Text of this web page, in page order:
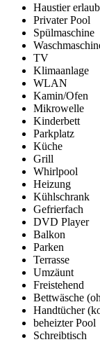
Haustier
Privater Pool
Spülmaschine
TV
Klimaanlage
WLAN
Kamin/Ofen
Mikrowelle
Kinderbett
Parkplatz
Küche
Grill
Whirlpool
Heizung
Kühlschrank
Gefrierfach
DVD Player
Balkon
Parken
Terrasse
Umzäunt
Freistehend
Bettwäsche
Handtücher
beheizter Pool
Schreibtisch